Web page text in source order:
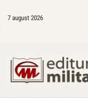
7 august 2026